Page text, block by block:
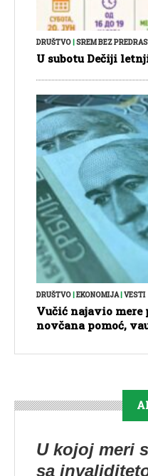
DRUŠTVO|SREM BEZ
U subotu Dečiji
DRUŠTVO|EKONOMIJA|VESTI
Vučić najavio mere
novčana pomoć,
U kojoj meri
sa